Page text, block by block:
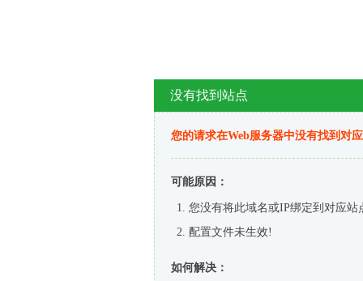
没有找到站点
您的请求在Web服务器中没有找到对
可能原因：
您没有将此域名或IP绑定到对应站
配置文件未生效!
如何解决：